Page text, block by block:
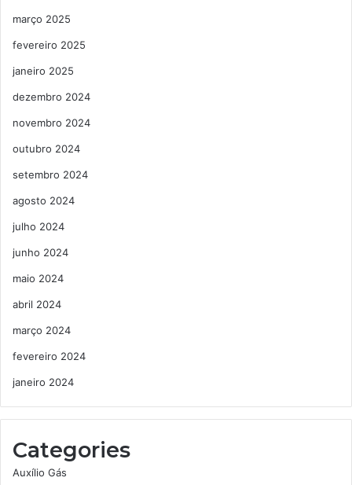
março 2025
fevereiro 2025
janeiro 2025
dezembro 2024
novembro 2024
outubro 2024
setembro 2024
agosto 2024
julho 2024
junho 2024
maio 2024
abril 2024
março 2024
fevereiro 2024
janeiro 2024
Categories
Auxílio Gás